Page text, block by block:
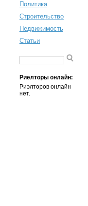
Политика
Строительство
Недвижимость
Статьи
Риелторы онлайн:
Риэлторов онлайн
нет.